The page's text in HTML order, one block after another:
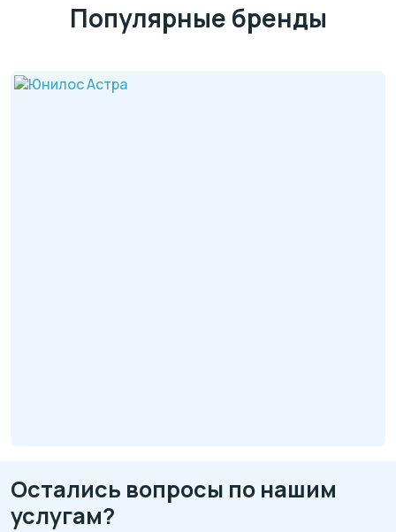
Популярные бренды
Остались вопросы по нашим
услугам?